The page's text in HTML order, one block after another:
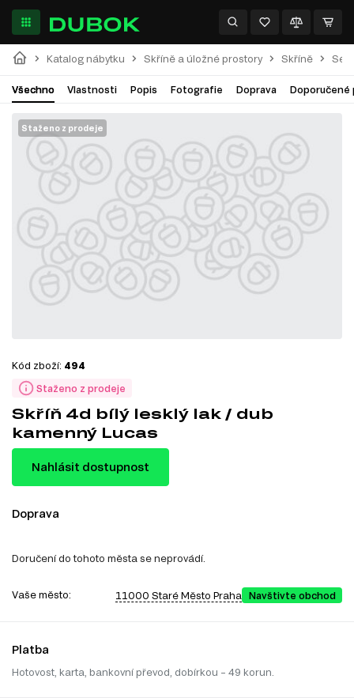
Katalog nábytku Skříně a úložné prostory Skříně
Všechno Vlastnosti Popis Fotografie Doprava Doporučené
Staženo z prodeje
Staženo z prodeje
Kód zboží: 494
Skříň 4d bílý lesklý lak / dub
kamenný Lucas
Nahlásit dostupnost
Doprava
Doručení do tohoto města se neprovádí.
Vaše město: 11000 Staré Město Praha Navštivte obchod
Platba
Hotovost, karta, bankovní převod, dobírkou – 49 korun.